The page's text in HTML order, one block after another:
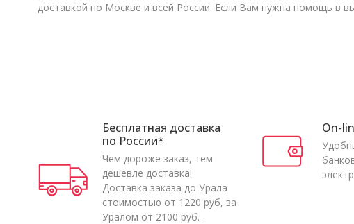
доставкой по Москве и всей России. Если Вам нужна помощь в
Бесплатная доставка
по России*
Чем дороже заказ, тем
дешевле доставка!
Доставка заказа до Урала
стоимостью от 1220 руб, за
Уралом от 2100 руб. -
On-